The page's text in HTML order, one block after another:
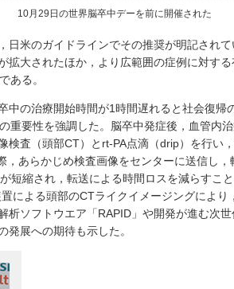
10月29日の世界脳卒中デーを前に開催された
日米のガイドラインでその推奨が明記されて
拡大されたほか，より広範囲の症例に対する
ある。
中の治療開始時間が1時間遅れると社会復帰
重要性を強調した。脳卒中発症後，血管内
検査（頭部CT）とrt-PA点滴（drip）を行い
あらかじめ検査画像をセンターに送信し，
短縮され，転送による時間ロスを減らすこ
による頭部のCTライクイメージングにより，
析ソフトウエア「RAPID」や開発が進む次世
展への期待も示した。